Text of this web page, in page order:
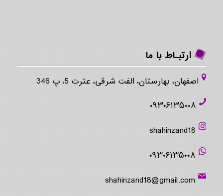
ارتبـاط با ما
اصفهان، بهارستان، الفت شرقی، عترت 5، پ 346
۰۹۳۰۶۱۳۵۰۰۸
shahinzand18
۰۹۳۰۶۱۳۵۰۰۸
shahinzand18@gmail.com